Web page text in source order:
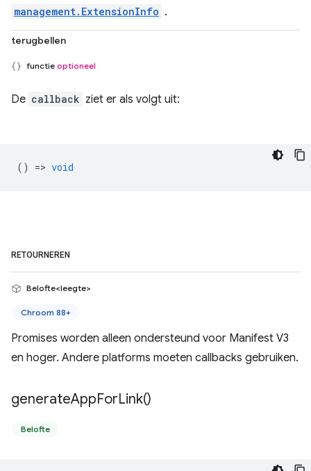
management.ExtensionInfo .
terugbellen
functie optioneel
De callback ziet er als volgt uit:
() => void
RETOURNEREN
Belofte<leegte>
Chroom 88+
Promises worden alleen ondersteund voor Manifest V3
en hoger. Andere platforms moeten callbacks gebruiken.
generateAppForLink()
Belofte